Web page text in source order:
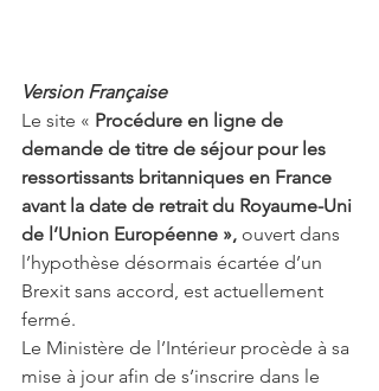
Version Française
Le site « Procédure en ligne de
demande de titre de séjour pour les
ressortissants britanniques en France
avant la date de retrait du Royaume-Uni
de l’Union Européenne », ouvert dans
l’hypothèse désormais écartée d’un
Brexit sans accord, est actuellement
fermé.
Le Ministère de l’Intérieur procède à sa
mise à jour afin de s’inscrire dans le